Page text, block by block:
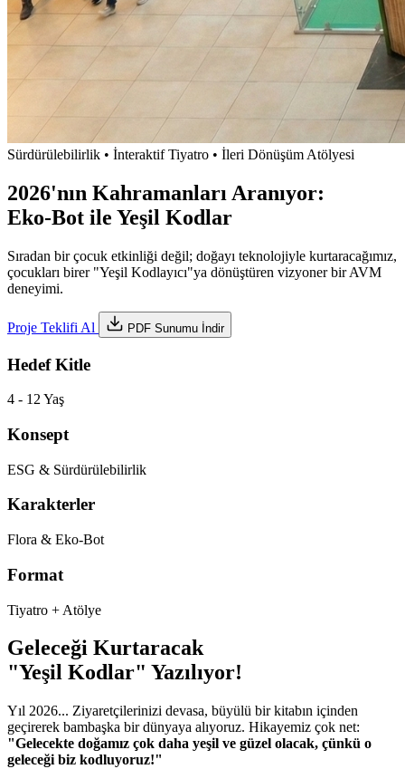
Sürdürülebilirlik • İnteraktif Tiyatro • İleri Dönüşüm Atölyesi
2026'nın Kahramanları Aranıyor:
Eko-Bot ile Yeşil Kodlar
Sıradan bir çocuk etkinliği değil; doğayı teknolojiyle kurtaracağımız,
çocukları birer "Yeşil Kodlayıcı"ya dönüştüren vizyoner bir AVM
deneyimi.
Proje Teklifi Al PDF Sunumu İndir
Hedef Kitle
4 - 12 Yaş
Konsept
ESG & Sürdürülebilirlik
Karakterler
Flora & Eko-Bot
Format
Tiyatro + Atölye
Geleceği Kurtaracak
"Yeşil Kodlar" Yazılıyor!
Yıl 2026... Ziyaretçilerinizi devasa, büyülü bir kitabın içinden
geçirerek bambaşka bir dünyaya alıyoruz. Hikayemiz çok net:
"Gelecekte doğamız çok daha yeşil ve güzel olacak, çünkü o
geleceği biz kodluyoruz!"